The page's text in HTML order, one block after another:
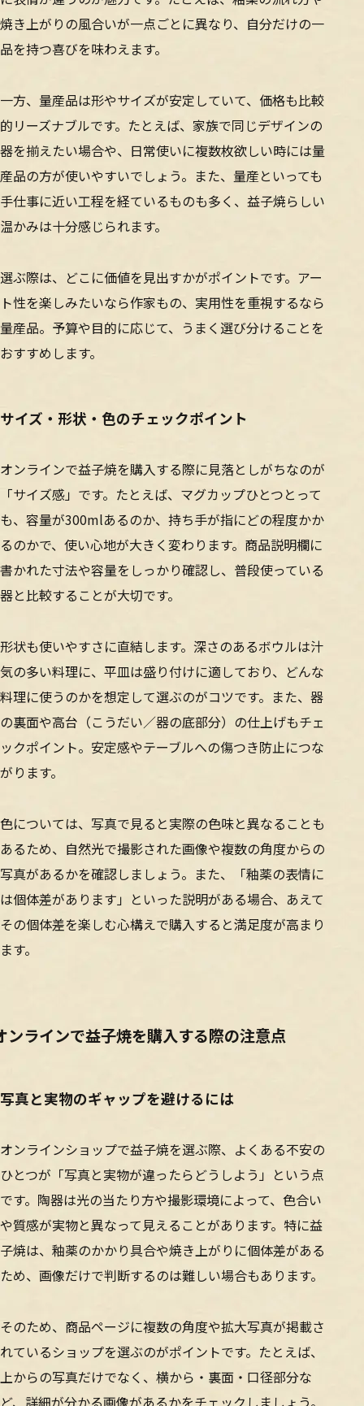
焼き上がりの風合いが一点ごとに異なり、自分だけの一
品を持つ喜びを味わえます。
一方、量産品は形やサイズが安定していて、価格も比較
的リーズナブルです。たとえば、家族で同じデザインの
器を揃えたい場合や、日常使いに複数枚欲しい時には量
産品の方が使いやすいでしょう。また、量産といっても
手仕事に近い工程を経ているものも多く、益子焼らしい
温かみは十分感じられます。
選ぶ際は、どこに価値を見出すかがポイントです。アー
ト性を楽しみたいなら作家もの、実用性を重視するなら
量産品。予算や目的に応じて、うまく選び分けることを
おすすめします。
サイズ・形状・色のチェックポイント
オンラインで益子焼を購入する際に見落としがちなのが
「サイズ感」です。たとえば、マグカップひとつとって
も、容量が300mlあるのか、持ち手が指にどの程度かか
るのかで、使い心地が大きく変わります。商品説明欄に
書かれた寸法や容量をしっかり確認し、普段使っている
器と比較することが大切です。
形状も使いやすさに直結します。深さのあるボウルは汁
気の多い料理に、平皿は盛り付けに適しており、どんな
料理に使うのかを想定して選ぶのがコツです。また、器
の裏面や高台（こうだい／器の底部分）の仕上げもチェ
ックポイント。安定感やテーブルへの傷つき防止につな
がります。
色については、写真で見ると実際の色味と異なることも
あるため、自然光で撮影された画像や複数の角度からの
写真があるかを確認しましょう。また、「釉薬の表情に
は個体差があります」といった説明がある場合、あえて
その個体差を楽しむ心構えで購入すると満足度が高まり
ます。
ンラインで益子焼を購入する際の注意点
写真と実物のギャップを避けるには
オンラインショップで益子焼を選ぶ際、よくある不安の
ひとつが「写真と実物が違ったらどうしよう」という点
です。陶器は光の当たり方や撮影環境によって、色合い
や質感が実物と異なって見えることがあります。特に益
子焼は、釉薬のかかり具合や焼き上がりに個体差がある
ため、画像だけで判断するのは難しい場合もあります。
そのため、商品ページに複数の角度や拡大写真が掲載さ
れているショップを選ぶのがポイントです。たとえば、
上からの写真だけでなく、横から・裏面・口径部分な
ど、詳細が分かる画像があるかをチェックしましょう。